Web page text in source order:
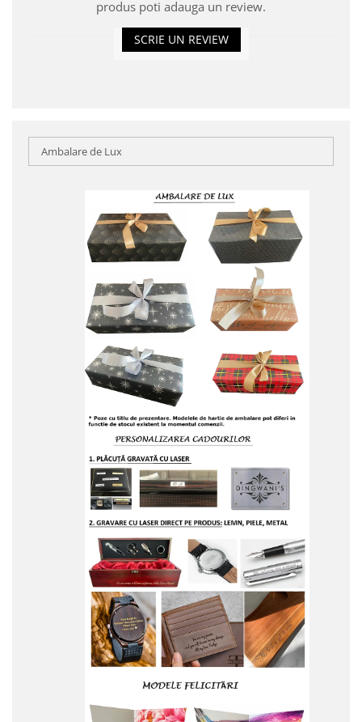
produs poti adauga un review.
SCRIE UN REVIEW
Ambalare de Lux